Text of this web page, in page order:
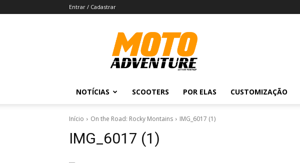
Entrar / Cadastrar
Revista
Moto
Adventure
NOTÍCIAS SCOOTERS POR ELAS CUSTOMIZAÇÃO
Início On the Road: Rocky Montains IMG_6017 (1)
IMG_6017 (1)